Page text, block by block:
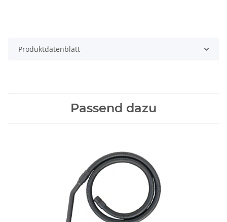
Produktdatenblatt
Passend dazu